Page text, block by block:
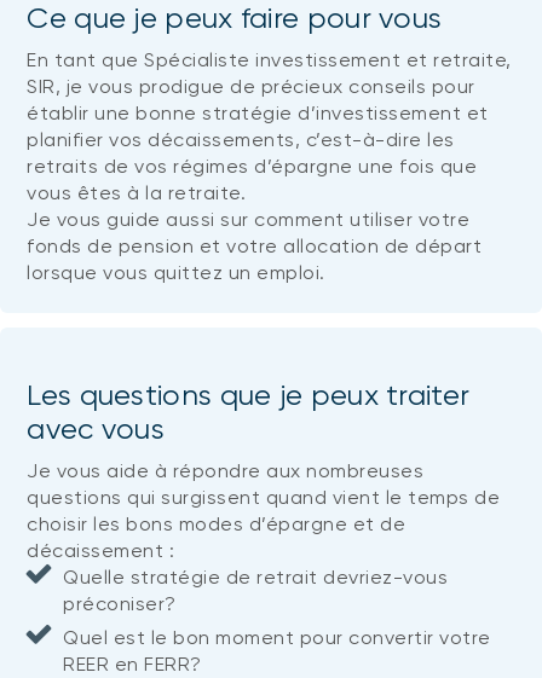
Ce que je peux faire pour vous
En tant que Spécialiste investissement et retraite,
SIR, je vous prodigue de précieux conseils pour
établir une bonne stratégie d’investissement et
planifier vos décaissements, c’est-à-dire les
retraits de vos régimes d’épargne une fois que
vous êtes à la retraite.
Je vous guide aussi sur comment utiliser votre
fonds de pension et votre allocation de départ
lorsque vous quittez un emploi.
Les questions que je peux traiter
avec vous
Je vous aide à répondre aux nombreuses
questions qui surgissent quand vient le temps de
choisir les bons modes d’épargne et de
décaissement :
Quelle stratégie de retrait devriez-vous
préconiser?
Quel est le bon moment pour convertir votre
REER en FERR?